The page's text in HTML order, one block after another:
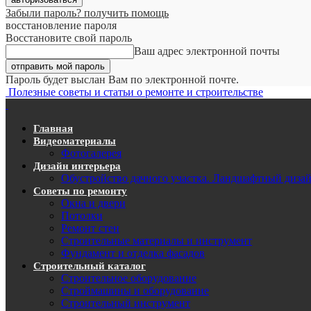
Забыли пароль? получить помощь
восстановление пароля
Восстановите свой пароль
Ваш адрес электронной почты
Пароль будет выслан Вам по электронной почте.
Полезные советы и статьи о ремонте и строительстве
Главная
Видеоматериалы
Фотогалерея
Дизайн интерьера
Обустройство дачного участка. Ландшафтный
Советы по ремонту
Окна и двери
Потолки
Ремонт стен
Строительные материалы и инструмент
Фундамент и отделка фасадов
Строительный каталог
Строительное оборудование
Строймашины и оборудование
Строительный инструмент